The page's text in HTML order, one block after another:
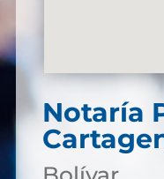
Notaría